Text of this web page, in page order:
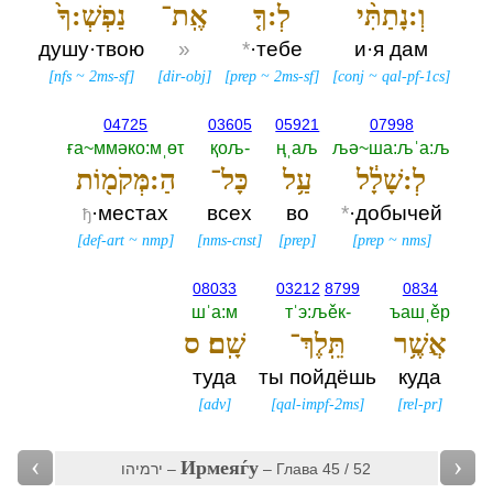
וְ:נָתַתִּ֨י
и·я дам
[conj ~qal-pf-1cs]
לְ:ךָ֤
*·тебе
[prep ~2ms-sf]
אֶֽת־
»
[dir-obj]
נַפְשְׁ:ךָ֙
душу·твою
[nfs ~2ms-sf]
07998
љә~ша:љˈа:љ
לְ:שָׁלָ֔ל
*·добычей
[prep~ nms]
05921
ңˌаљ
עַ֥ל
во
[prep]
03605
қољ-‎
כָּל־
всех
[nms-cnst]
04725
ға~ммәко:мˌөτ
הַ:מְּקֹמ֖וֹת
ђ·местах
[def-art ~nmp]
0834
ъашˌěр
אֲשֶׁ֥ר
куда
[rel-pr]
03212 8799
тˈэ:љěк-‎
תֵּֽלֶךְ־
ты пойдёшь
[qal-impf-2ms]
08033
шˈа:м
שָֽׁם׃ ס
туда
[adv]
‹ ירמיהו – Ирмеяѓу – Глава 45 / 52 ›